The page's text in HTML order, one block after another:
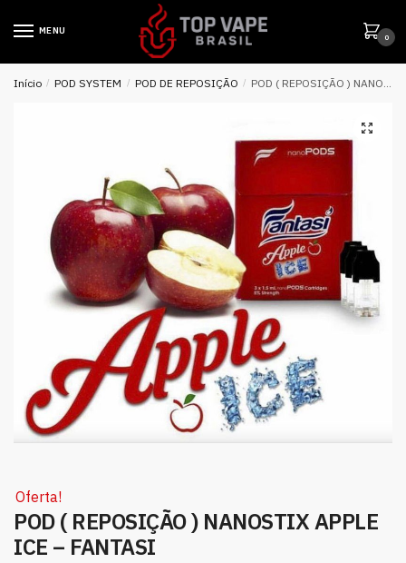
MENU
0
Início / POD SYSTEM / POD DE REPOSIÇÃO / POD ( REPOSIÇÃO ) NANOSTIX APPLE ICE – FANTASI
Oferta!
POD ( REPOSIÇÃO ) NANOSTIX APPLE
ICE – FANTASI